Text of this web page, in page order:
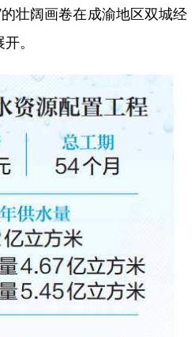
壮阔画卷在成渝地区双城经
。